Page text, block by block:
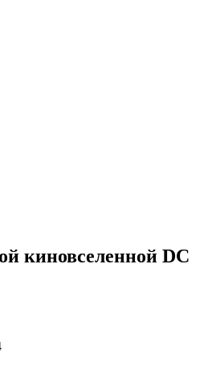
киновселенной DC